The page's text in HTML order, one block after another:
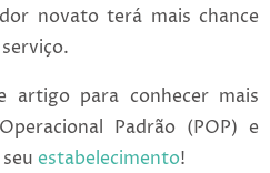
novato terá mais chance
artigo para conhecer mais
Padrão (POP) e
estabelecimento!